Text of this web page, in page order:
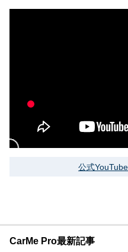
公式
CarMe Pro最新記事